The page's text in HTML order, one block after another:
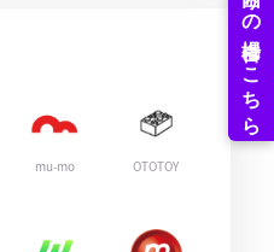
mu-mo OTOTOY